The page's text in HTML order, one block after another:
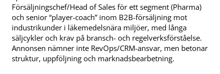
Försäljningschef/Head of Sales för ett segment (Pharma)
och senior “player-coach” inom B2B-försäljning mot
industrikunder i läkemedelsnära miljöer, med långa
säljcykler och krav på bransch- och regelverksförståelse.
Annonsen nämner inte RevOps/CRM-ansvar, men betonar
struktur, uppföljning och marknadsbearbetning.